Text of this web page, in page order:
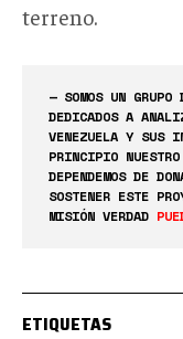
terreno.
— SOMOS UN
DEDICADOS A
VENEZUELA Y SUS
PRINCIPIO
DEPENDEMOS DE
SOSTENER ESTE
MISIÓN VERDAD
ETIQUETAS